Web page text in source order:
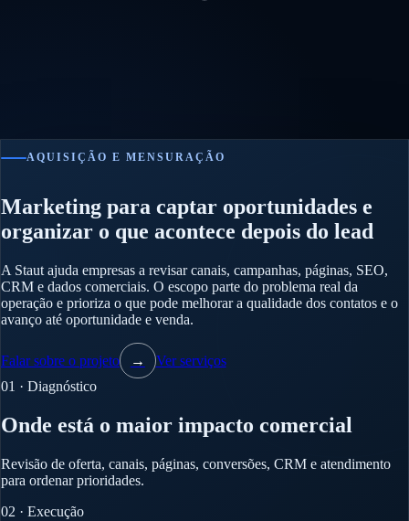
AQUISIÇÃO E MENSURAÇÃO
Marketing para captar oportunidades e
organizar o que acontece depois do lead
A Staut ajuda empresas a revisar canais, campanhas, páginas, SEO,
CRM e dados comerciais. O escopo parte do problema real da
operação e prioriza o que pode melhorar a qualidade dos contatos e o
avanço até oportunidade e venda.
Falar sobre o projeto →
Ver serviços
01 · Diagnóstico
Onde está o maior impacto comercial
Revisão de oferta, canais, páginas, conversões, CRM e atendimento
para ordenar prioridades.
02 · Execução